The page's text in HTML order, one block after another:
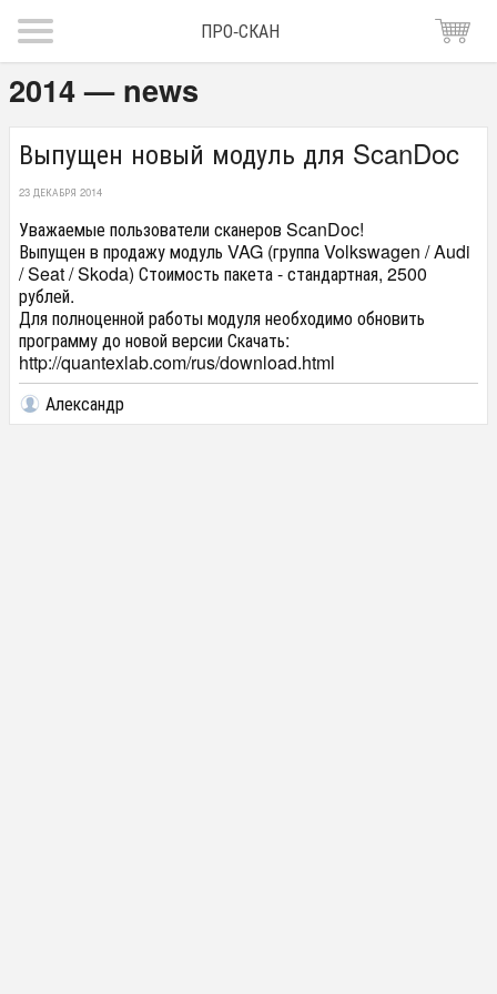
ПРО-СКАН
2014 — news
Выпущен новый модуль для ScanDoc
23 ДЕКАБРЯ 2014
Уважаемые пользователи сканеров ScanDoc!
Выпущен в продажу модуль VAG (группа Volkswagen / Audi
/ Seat / Skoda) Стоимость пакета - стандартная, 2500
рублей.
Для полноценной работы модуля необходимо обновить
программу до новой версии Скачать:
http://quantexlab.com/rus/download.html
Александр